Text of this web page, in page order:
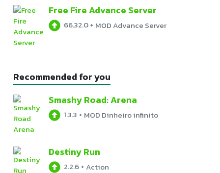
Free Fire Advance Server
66.32.0+ MOD Advance Server
Recommended for you
Smashy Road: Arena
1.3.3 + MOD Dinheiro infinito
Destiny Run
2.2.6+ Action